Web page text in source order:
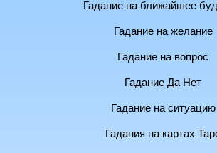
Гадание на ближайшее
Гадание на желание
Гадание на вопрос
Гадание Да Нет
Гадание на ситуацию
Гадания на картах